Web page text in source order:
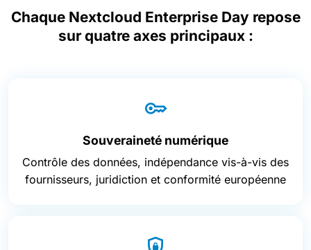
Chaque Nextcloud Enterprise Day repose
sur quatre axes principaux :
Souveraineté numérique
Contrôle des données, indépendance vis-à-vis des
fournisseurs, juridiction et conformité européenne